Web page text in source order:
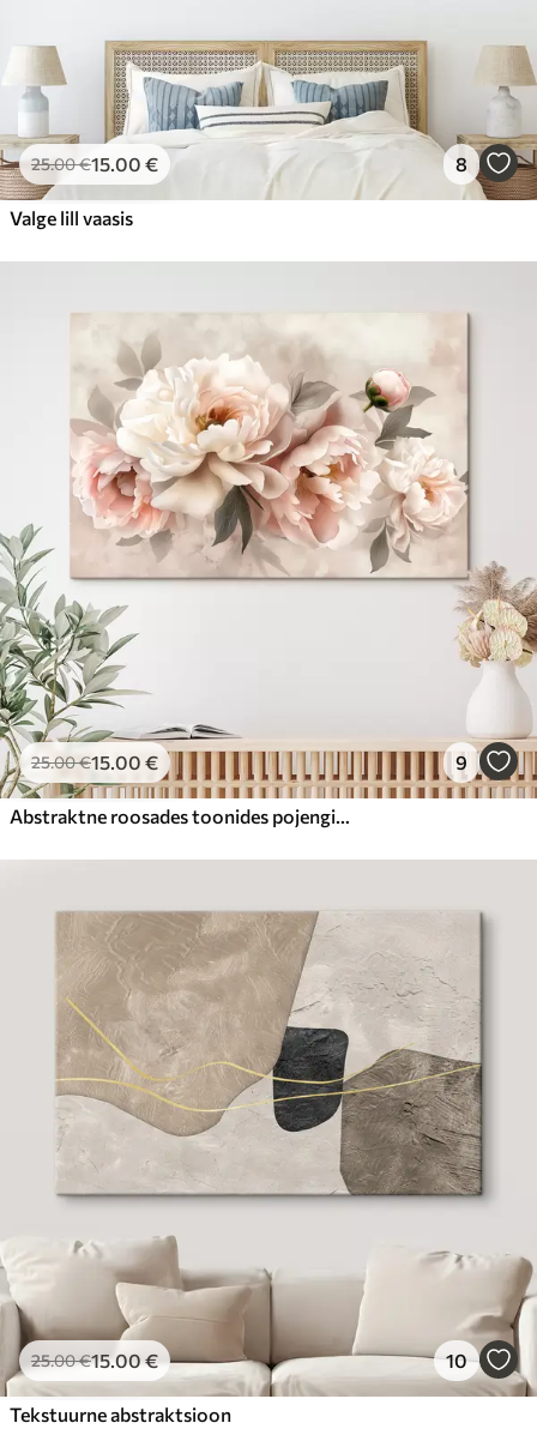
25.00€15.00 € 8
Valge lill vaasis
25.00€15.00 € 9
Abstraktne roosades toonides pojengide kimp
25.00€15.00€ 10
Tekstuurne abstraktsioon